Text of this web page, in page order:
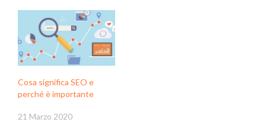
Cosa significa SEO e
perché è importante
21 Marzo 2020